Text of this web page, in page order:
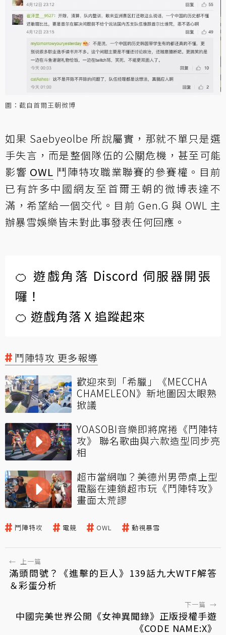
圖：截自首爾王朝微博
如果 Saebyeolbe 所說屬實，那就不單只是選
手失言，而是整個隊伍的公關危機，甚至可能
影響 OWL 鬥陣特攻職業聯賽的參賽權。目前
已有許多中國網友至首爾王朝的微博表達不
滿，希望給一個交代。目前 Gen.G 與 OWL 主
辦暴雪娛樂皆未對此事發表任何回應。
🍊 遊戲角落 Discord 伺服器開張
囉！
🍊 遊戲角落 X 追蹤起來
鬥陣特攻 更多報導
歡迎來到「希臘」《MECCHA
CHAMELEON》新地圖因太眼熟
掀議
YOASOBI音樂即將席捲《鬥陣特
攻》 聯名歌曲與六款造型同步亮
相
超市當網咖？美德州男帶桌上型
電腦在連鎖超市玩《鬥陣特攻》
畫面太荒謬
鬥陣特攻 電競 OWL 動視暴雪
← 上一篇
滿頭問號？《進擊的巨人》139話九大WTF解答
＆彩蛋分析
下一篇 →
中國完美世界公開《女神異聞錄》正版授權手遊
《CODE NAME:X》